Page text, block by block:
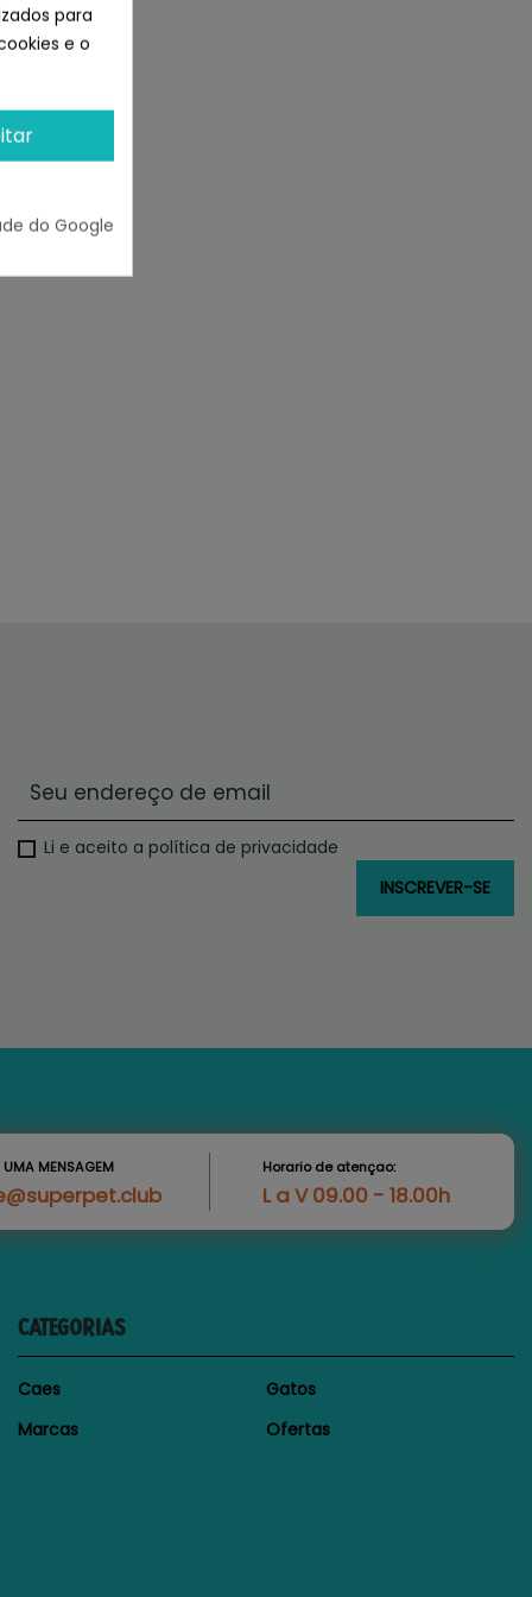
Li e aceito a política de privacidade
UMA MENSAGEM Horario de atençao:
L a V 09.00 - 18.00h
CATEGORIAS
Caes
Gatos
Marcas
Ofertas
para
e o
do Google